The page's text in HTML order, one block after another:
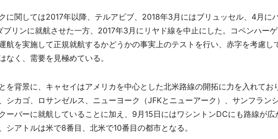
に関しては2017年以降、テルアビブ、2018年3月にはブリュッセル、4月に
ブリンに就航させた一方、2017年3月にリヤド線を中止にした。コペンハー
航を実施して正規就航するかどうかの事実上のテストを行い、赤字を考慮し
なく、需要を見極めている。
を背景に、キャセイはアメリカを中心とした北米路線の開拓に力を入れてお
シカゴ、ロサンゼルス、ニューヨーク（JFKとニューアーク）、サンフラン
ーバーに就航していることに加え、9月15日にはワシントンDCにも路線が広
シアトルは米で8番目、北米で10番目の都市となる。